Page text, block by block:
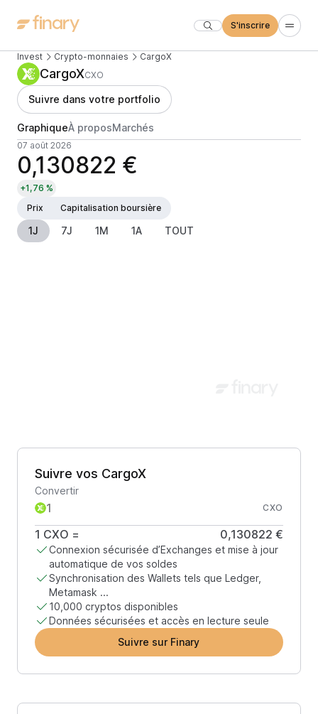
S'inscrire
Invest Crypto-monnaies CargoX
CargoXCXO
Suivre dans votre portfolio
GraphiqueÀ proposMarchés
07 août 2026
0,130822 €
+1,76 %
Prix
Capitalisation boursière
1J 7J 1M 1A TOUT
Suivre vos CargoX
Convertir
CXO
1 CXO = 0,130822 €
Connexion sécurisée d’Exchanges et mise à jour
automatique de vos soldes
Synchronisation des Wallets tels que Ledger,
Metamask ...
10,000 cryptos disponibles
Données sécurisées et accès en lecture seule
Suivre sur Finary